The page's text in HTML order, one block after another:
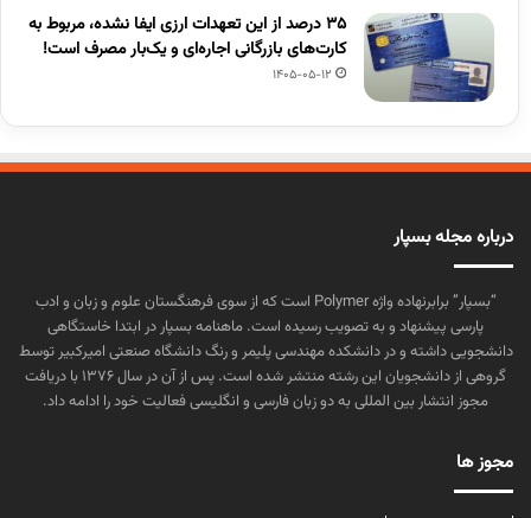
۳۵ درصد از این تعهدات ارزی ایفا نشده، مربوط به
کارت‌های بازرگانی اجاره‌ای و یک‌بار مصرف است!
1405-05-12
درباره مجله بسپار
“بسپار” برابرنهاده واژه Polymer است که از سوی فرهنگستان علوم و زبان و ادب
پارسی پیشنهاد و به تصویب رسیده است. ماهنامه بسپار در ابتدا خاستگاهی
دانشجویی داشته و در دانشکده مهندسی پلیمر و رنگ دانشگاه صنعتی امیرکبیر توسط
گروهی از دانشجویان این رشته منتشر شده است. پس از آن در سال ۱۳۷۶ با دریافت
مجوز انتشار بین المللی به دو زبان فارسی و انگلیسی فعالیت خود را ادامه داد.
مجوز ها